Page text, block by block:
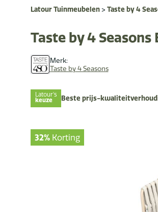
Latour Tuinmeubelen> Taste by 4
Merk:
Taste by 4 Seasons
Taste by 4
Latour's
keuze Beste prijs-
32% Korting